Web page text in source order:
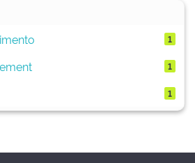
1
1
1